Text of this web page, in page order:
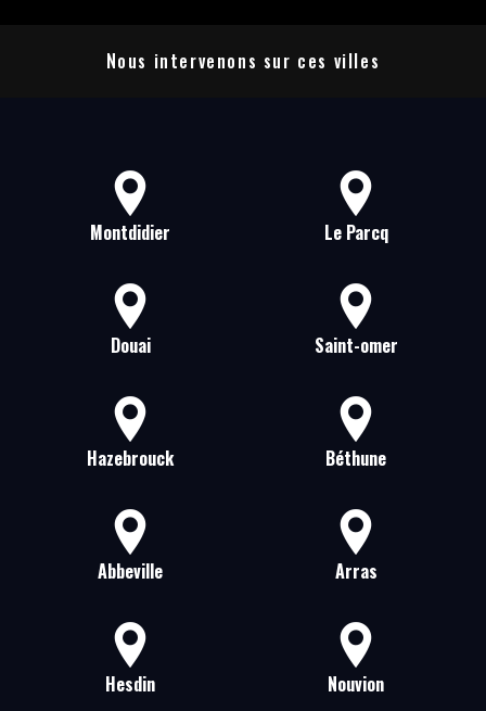
Nous intervenons sur ces villes
Montdidier Le Parcq
Douai Saint-omer
Hazebrouck Béthune
Abbeville Arras
Hesdin Nouvion